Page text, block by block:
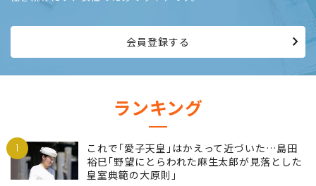
会員登録する
ランキング
1
これで｢愛子天皇｣はかえって近づいた…島田
裕巳｢野望にとらわれた麻生太郎が見落とした
皇室典範の大原則｣